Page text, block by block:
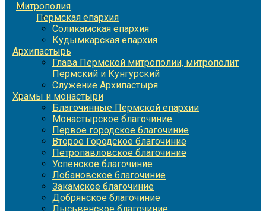
Митрополия
Пермская епархия
Соликамская епархия
Кудымкарская епархия
Архипастырь
Глава Пермской митрополии, митрополит
Пермский и Кунгурский
Служение Архипастыря
Храмы и монастыри
Благочинные Пермской епархии
Монастырское благочиние
Первое городское благочиние
Второе Городское благочиние
Петропавловское благочиние
Успенское благочиние
Лобановское благочиние
Закамское благочиние
Добрянское благочиние